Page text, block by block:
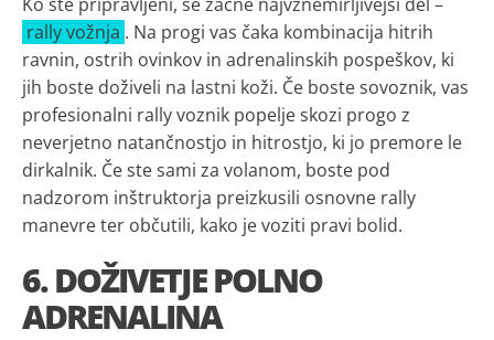
rally vožnja . Na progi vas čaka kombinacija hitrih
ravnin, ostrih ovinkov in adrenalinskih pospeškov, ki
jih boste doživeli na lastni koži. Če boste sovoznik, vas
profesionalni rally voznik popelje skozi progo z
neverjetno natančnostjo in hitrostjo, ki jo premore le
dirkalnik. Če ste sami za volanom, boste pod
nadzorom inštruktorja preizkusili osnovne rally
manevre ter občutili, kako je voziti pravi bolid.
6. DOŽIVETJE POLNO
ADRENALINA